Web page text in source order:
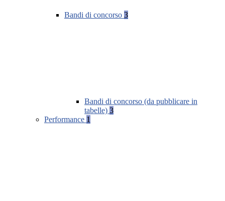
Bandi di concorso 3
Bandi di concorso (da pubblicare in
tabelle) 3
Performance 1